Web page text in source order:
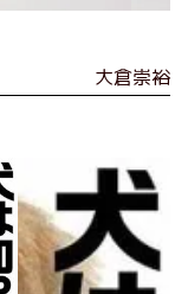
大倉崇裕